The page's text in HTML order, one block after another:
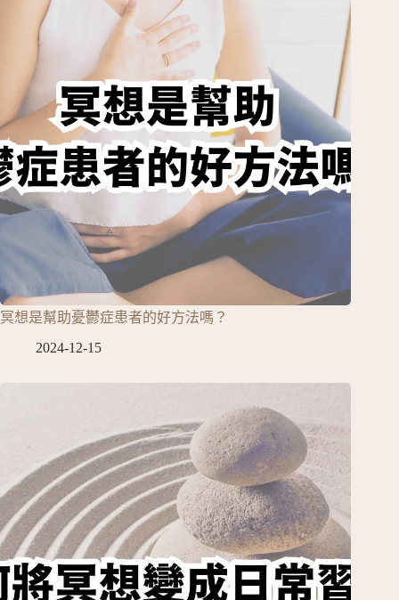
冥想是幫助憂鬱症患者的好方法嗎？
2024-12-15